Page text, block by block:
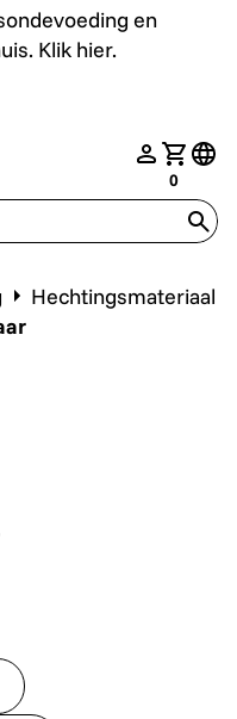
en
Klik hier.
en toebehoren bij
nav.login
Jouw
0
Hechtingsmateriaal